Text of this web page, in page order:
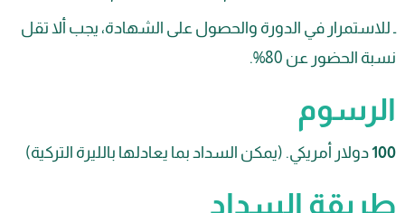
في الدورة والحصول على الشهادة، يجب ألا تقل
عن 80%.
أمريكي. (يمكن السداد بما يعادلها بالليرة التركية)
السداد